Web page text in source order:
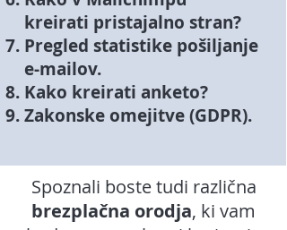
kreirati pristajalno stran?
Pregled statistike pošiljanje
e-mailov.
Kako kreirati anketo?
Zakonske omejitve (GDPR).
Spoznali boste tudi različna
brezplačna orodja, ki vam